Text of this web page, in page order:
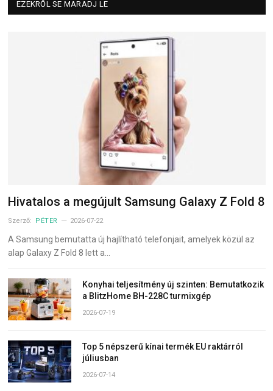
EZEKRŐL SE MARADJ LE
Hivatalos a megújult Samsung Galaxy Z Fold 8
Szerző: PÉTER 2026-07-22
A Samsung bemutatta új hajlítható telefonjait, amelyek közül az
alap Galaxy Z Fold 8 lett a…
Konyhai teljesítmény új szinten: Bemutatkozik
a BlitzHome BH-228C turmixgép
2026-07-19
Top 5 népszerű kínai termék EU raktárról
júliusban
2026-07-14